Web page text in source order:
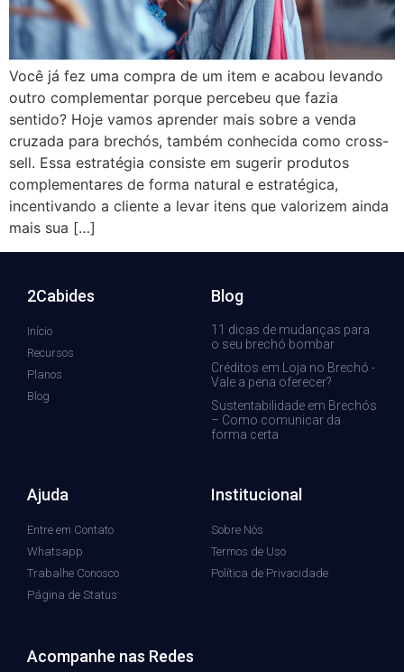
Você já fez uma compra de um item e acabou levando
outro complementar porque percebeu que fazia
sentido? Hoje vamos aprender mais sobre a venda
cruzada para brechós, também conhecida como cross-
sell. Essa estratégia consiste em sugerir produtos
complementares de forma natural e estratégica,
incentivando a cliente a levar itens que valorizem ainda
mais sua […]
2Cabides
Início
Recursos
Planos
Blog
Blog
11 dicas de mudanças para
o seu brechó bombar
Créditos em Loja no Brechó -
Vale a pena oferecer?
Sustentabilidade em Brechós
– Como comunicar da
forma certa
Ajuda
Entre em Contato
Whatsapp
Trabalhe Conosco
Página de Status
Institucional
Sobre Nós
Termos de Uso
Política de Privacidade
Acompanhe nas Redes